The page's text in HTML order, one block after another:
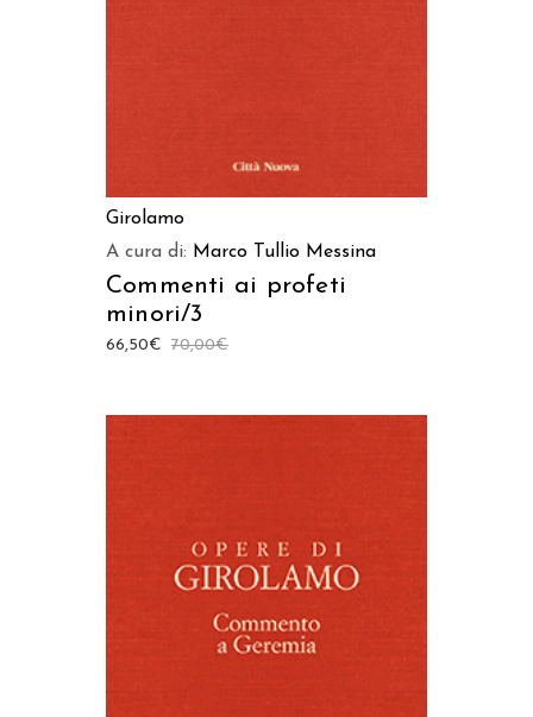
Girolamo
A cura di: Marco Tullio Messina
Commenti ai profeti
minori/3
70,00€
66,50€
AGGIUNGI AL CARRELLO